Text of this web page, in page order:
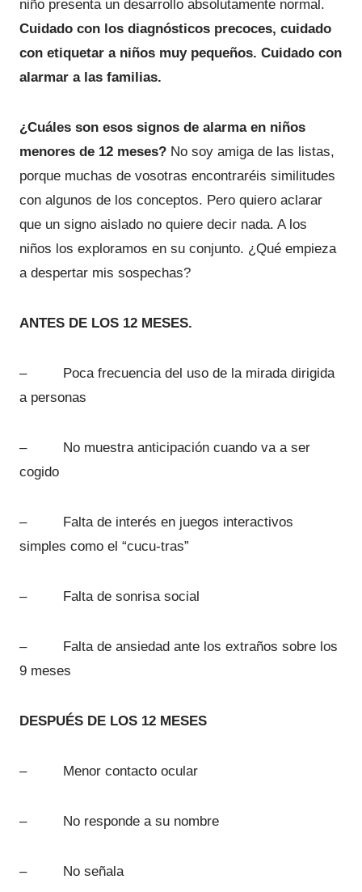
niño presenta un desarrollo absolutamente normal.
Cuidado con los diagnósticos precoces, cuidado
con etiquetar a niños muy pequeños. Cuidado con
alarmar a las familias.
¿Cuáles son esos signos de alarma en niños
menores de 12 meses? No soy amiga de las listas,
porque muchas de vosotras encontraréis similitudes
con algunos de los conceptos. Pero quiero aclarar
que un signo aislado no quiere decir nada. A los
niños los exploramos en su conjunto. ¿Qué empieza
a despertar mis sospechas?
ANTES DE LOS 12 MESES.
– Poca frecuencia del uso de la mirada dirigida
a personas
– No muestra anticipación cuando va a ser
cogido
– Falta de interés en juegos interactivos
simples como el “cucu-tras”
– Falta de sonrisa social
– Falta de ansiedad ante los extraños sobre los
9 meses
DESPUÉS DE LOS 12 MESES
– Menor contacto ocular
– No responde a su nombre
– No señala